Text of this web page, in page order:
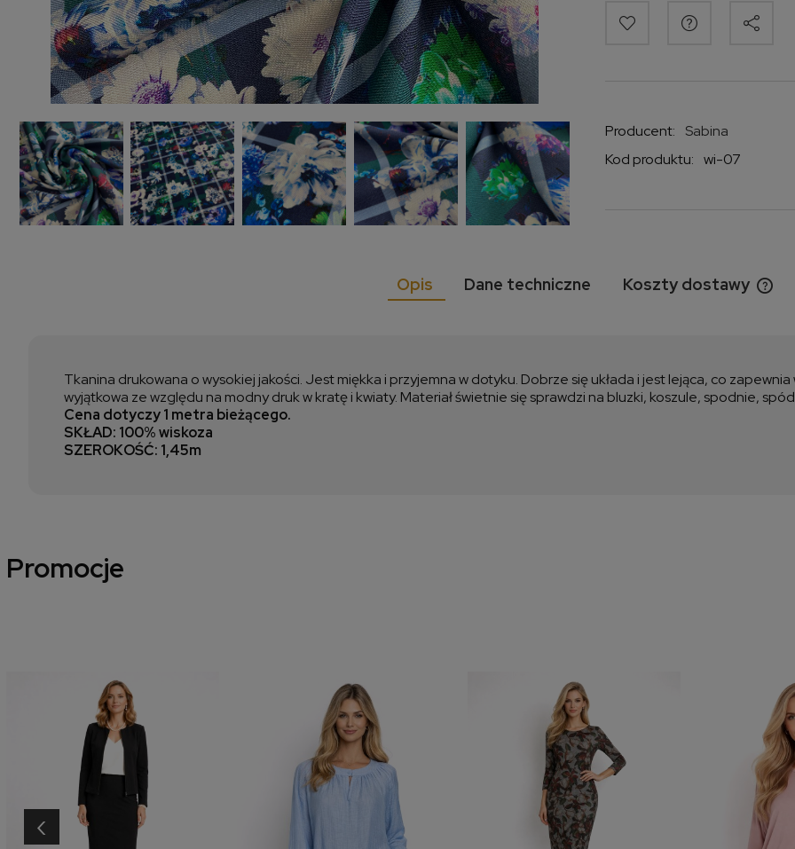
Producent:
Sabina
Kod produktu: wi-07
Opis Dane techniczne Koszty dostawy
Tkanina drukowana o wysokiej jakości. Jest miękka i przyjemna w dotyku. Dobrze się układa i jest lejąca, co
wyjątkowa ze względu na modny druk w kratę i kwiaty. Materiał świetnie się sprawdzi na bluzki, koszule, spodnie,
Cena dotyczy 1 metra bieżącego.
SKŁAD: 100% wiskoza
SZEROKOŚĆ: 1,45m
Promocje
‹